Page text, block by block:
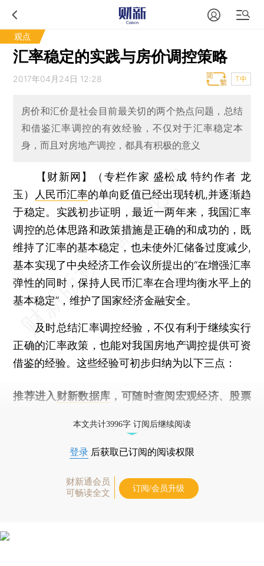
观点
汇率稳定的实践与房价调控策略
2017年04月24日 12:28 T中
房价和汇价是社会目前最关切的两个热点问题，总结
和借鉴汇率调控的有效经验，不仅对于汇率稳定本
身，而且对房地产调控，都具有积极的意义
【财新网】（专栏作家 盛松成 特约作者 龙
玉）
人民币汇率的单向贬值已经出现转机,并逐渐趋
于稳定。实践初步证明，最近一两年来，我国汇率
调控的总体思路和政策措施是正确的和成功的，既
维持了汇率的基本稳定，也未使外汇储备过度减少,
基本实现了中央经济工作会议所提出的“在增强汇率
弹性的同时，保持人民币汇率在合理均衡水平上的
基本稳定”，维护了国家经济金融安全。
及时总结汇率调控经验，不仅有利于继续实行
正确的汇率政策，也能对我国房地产调控提供可资
借鉴的经验。这些经验可初步归纳为以下三点：
推荐进入 财新数据库 ，可随时查阅宏观经济、股票
本文共计3996字 订阅后继续阅读
登录 后获取已订阅的阅读权限
财新通会员
可畅读全文
订阅/会员升级